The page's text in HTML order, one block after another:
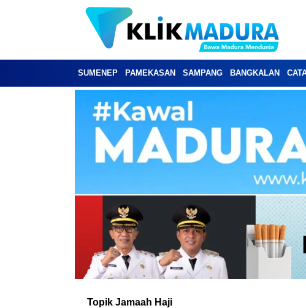
SUMENEP PAMEKASAN SAMPANG BANGKALAN
Topik Jamaah Haji